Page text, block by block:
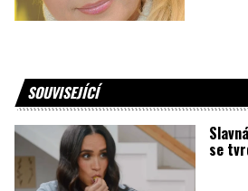
SOUVISEJÍCÍ
se